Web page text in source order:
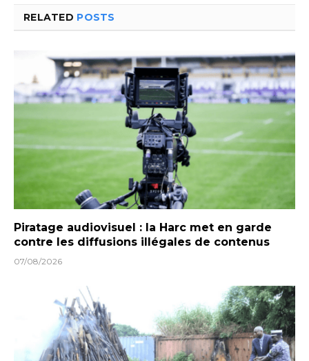
RELATED POSTS
Piratage audiovisuel : la Harc met en garde
contre les diffusions illégales de contenus
07/08/2026